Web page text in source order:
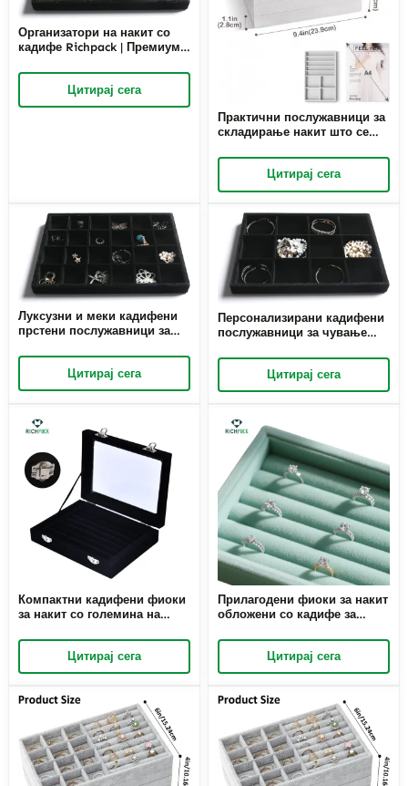
Организатори на накит со
кадифе Richpack | Премиум
накит на кои им требаат
безбедни и елегантни
решенија за складирање
Цитирај сега
Практични послужавници за
складирање накит што се
решенија за складирање за
златари кои бараат опции за
заштеда на простор и
Цитирај сега
Луксузни и меки кадифени
прстени послужавници за
Софистицирани и
издржливи решенија за
накит за продавници за
витрини во продавницата
Цитирај сега
Персонализирани кадифени
послужавници за чување
решенија за складирање и
прикажување за врвни
збирки накит во
употреба
Цитирај сега
Компактни кадифени фиоки
за накит со големина на
затворање | Идеален за
претставници за продажба
на накит и трговци на мало
решенија за приказ
Цитирај сега
Прилагодени фиоки за накит
обложени со кадифе за
решенија за презентација за
салони за убав накит и
луксузни бутици
Цитирај сега